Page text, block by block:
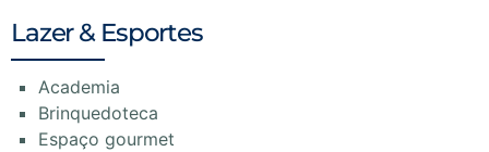
Lazer & Esportes
Academia
Brinquedoteca
Espaço gourmet